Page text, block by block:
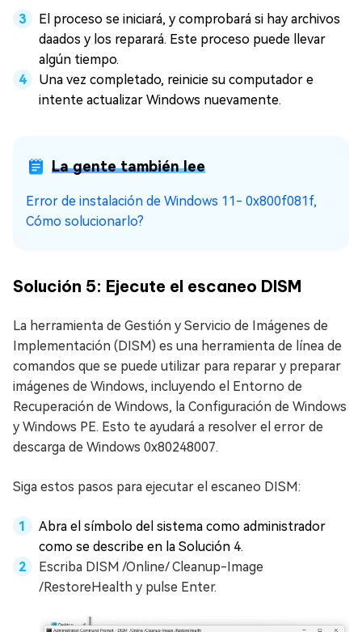
El proceso se iniciará, y comprobará si hay archivos
daados y los reparará. Este proceso puede llevar
algún tiempo.
Una vez completado, reinicie su computador e
intente actualizar Windows nuevamente.
La gente también lee
Error de instalación de Windows 11- 0x800f081f,
Cómo solucionarlo?
Solución 5: Ejecute el escaneo DISM
La herramienta de Gestión y Servicio de Imágenes de
Implementación (DISM) es una herramienta de línea de
comandos que se puede utilizar para reparar y preparar
imágenes de Windows, incluyendo el Entorno de
Recuperación de Windows, la Configuración de Windows
y Windows PE. Esto te ayudará a resolver el error de
descarga de Windows 0x80248007.
Siga estos pasos para ejecutar el escaneo DISM:
Abra el símbolo del sistema como administrador
como se describe en la Solución 4.
Escriba DISM /Online/ Cleanup-Image
/RestoreHealth y pulse Enter.